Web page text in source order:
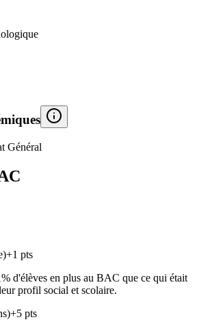
Général
+1 pts
% d'élèves en plus au BAC que ce qui était
profil social et scolaire.
+5 pts